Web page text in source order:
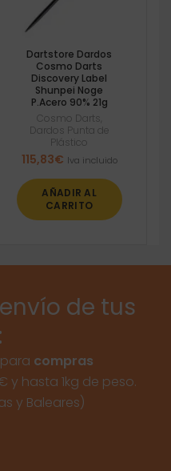
Dartstore Dardos
Cosmo Darts
Discovery Label
Shunpei Noge
P.Acero 90% 21g
Cosmo Darts
Dardos Punta de
Plástico
115,83€ Iva incluido
AÑADIR AL
CARRITO
de tus
compras
y hasta 1kg de peso.
y Baleares)